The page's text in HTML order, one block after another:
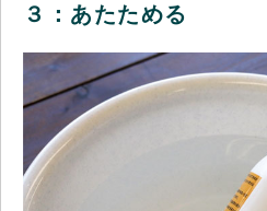
３：あたためる